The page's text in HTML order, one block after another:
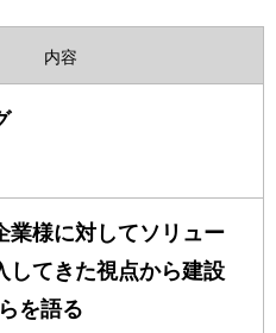
内容
業様に対してソリュー
してきた視点から建設
を語る